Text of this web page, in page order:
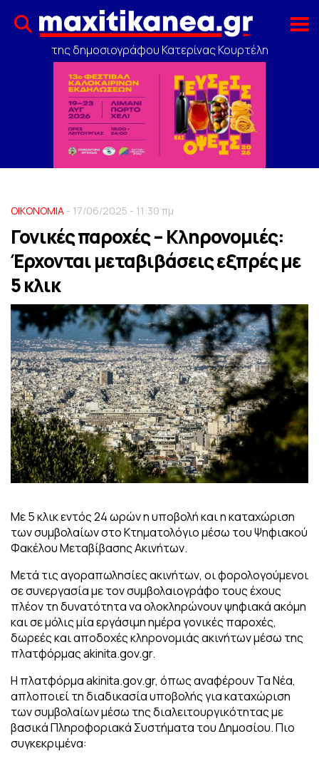
της δημοσιογράφου Κατερίνας Κουρτέλη
ΟΙΚΟΝΟΜΙΑ - 17/06/2025 - 11:30 πμ
Γονικές παροχές – Κληρονομιές:
Έρχονται μεταβιβάσεις εξπρές με
5 κλικ
Με 5 κλικ εντός 24 ωρών η υποβολή και η καταχώριση
των συμβολαίων στο Κτηματολόγιο μέσω του Ψηφιακού
Φακέλου Μεταβίβασης Ακινήτων.
Μετά τις αγοραπωλησίες ακινήτων, οι φορολογούμενοι
σε συνεργασία με τον συμβολαιογράφο τους έχους
πλέον τη δυνατότητα να ολοκληρώνουν ψηφιακά ακόμη
και σε μόλις μία εργάσιμη ημέρα γονικές παροχές,
δωρεές και αποδοχές κληρονομιάς ακινήτων μέσω της
πλατφόρμας akinita.gov.gr.
Η πλατφόρμα akinita.gov.gr, όπως αναφέρουν Τα Νέα,
απλοποιεί τη διαδικασία υποβολής για καταχώριση
των συμβολαίων μέσω της διαλειτουργικότητας με
βασικά Πληροφοριακά Συστήματα του Δημοσίου. Πιο
συγκεκριμένα: